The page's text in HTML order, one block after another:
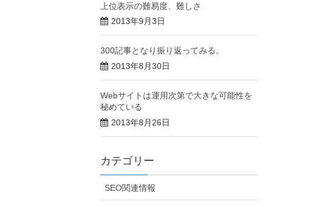
上位表示の難易度、難しさ
2013年9月3日
300記事となり振り返ってみる。
2013年8月30日
Webサイトは運用次第で大きな可能性を
秘めている
2013年8月26日
カテゴリー
SEO関連情報